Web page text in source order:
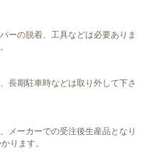
ーの脱着、工具などは必要ありま
長期駐車時などは取り外して下さ
メーカーでの受注後生産品となり
ります。